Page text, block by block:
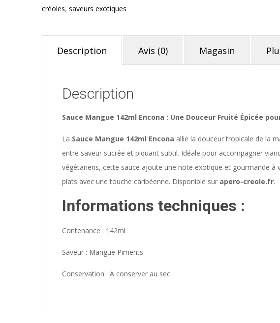
créoles, saveurs exotiques
Description Avis (0) Magasin
Description
Sauce Mangue 142ml Encona : Une Douceur Fruité Épicée
La Sauce Mangue 142ml Encona allie la douceur tropicale de la
entre saveur sucrée et piquant subtil. Idéale pour accompagner
végétariens, cette sauce ajoute une note exotique et gourmande à
plats avec une touche caribéenne. Disponible sur apero-creole.fr.
Informations techniques :
Contenance : 142ml
Saveur : Mangue Piments
Conservation : A conserver au sec